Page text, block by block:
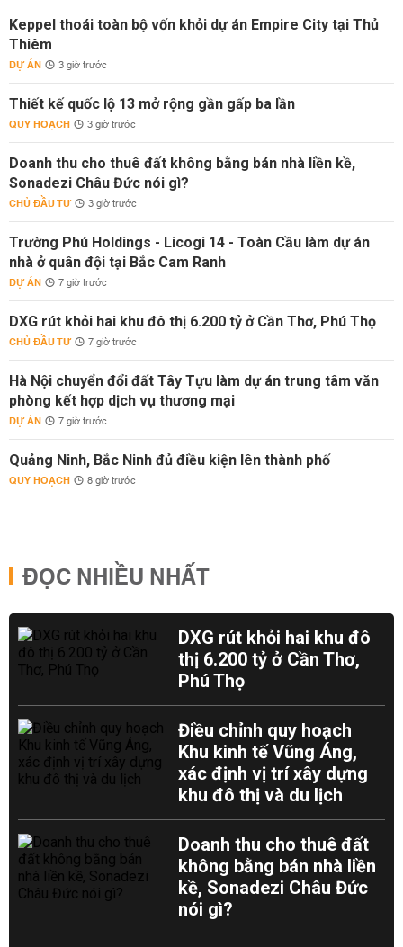
Keppel thoái toàn bộ vốn khỏi dự án Empire City tại Thủ
Thiêm
DỰ ÁN 3 giờ trước
Thiết kế quốc lộ 13 mở rộng gần gấp ba lần
QUY HOẠCH 3 giờ trước
Doanh thu cho thuê đất không bằng bán nhà liền kề,
Sonadezi Châu Đức nói gì?
CHỦ ĐẦU TƯ 3 giờ trước
Trường Phú Holdings - Licogi 14 - Toàn Cầu làm dự án
nhà ở quân đội tại Bắc Cam Ranh
DỰ ÁN 7 giờ trước
DXG rút khỏi hai khu đô thị 6.200 tỷ ở Cần Thơ, Phú Thọ
CHỦ ĐẦU TƯ 7 giờ trước
Hà Nội chuyển đổi đất Tây Tựu làm dự án trung tâm văn
phòng kết hợp dịch vụ thương mại
DỰ ÁN 7 giờ trước
Quảng Ninh, Bắc Ninh đủ điều kiện lên thành phố
QUY HOẠCH 8 giờ trước
ĐỌC NHIỀU NHẤT
DXG rút khỏi hai khu đô
thị 6.200 tỷ ở Cần Thơ,
Phú Thọ
Điều chỉnh quy hoạch
Khu kinh tế Vũng Áng,
xác định vị trí xây dựng
khu đô thị và du lịch
Doanh thu cho thuê đất
không bằng bán nhà liền
kề, Sonadezi Châu Đức
nói gì?